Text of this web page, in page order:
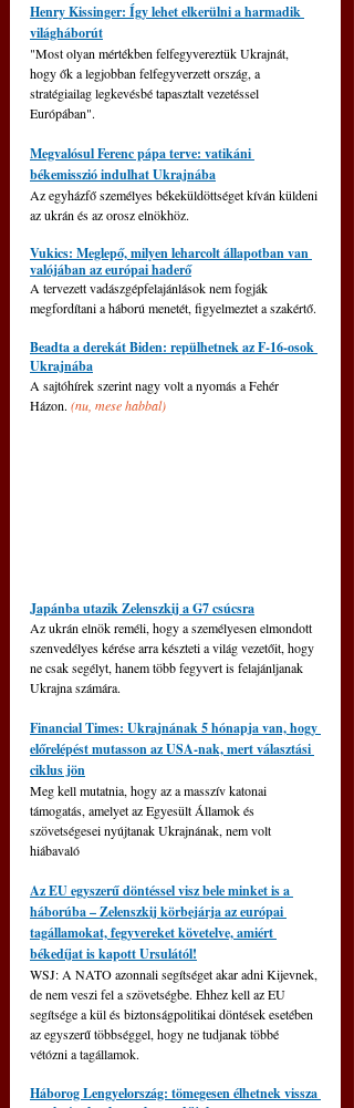
Henry Kissinger: Így lehet elkerülni a harmadik
világháborút
"Most olyan mértékben felfegyvereztük Ukrajnát,
hogy ők a legjobban felfegyverzett ország, a
stratégiailag legkevésbé tapasztalt vezetéssel
Európában".
Megvalósul Ferenc pápa terve: vatikáni
békemisszió indulhat Ukrajnába
Az egyházfő személyes békeküldöttséget kíván küldeni
az ukrán és az orosz elnökhöz.
Vukics: Meglepő, milyen leharcolt állapotban van
valójában az európai haderő
A tervezett vadászgépfelajánlások nem fogják
megfordítani a háború menetét, figyelmeztet a szakértő.
Beadta a derekát Biden: repülhetnek az F-16-osok
Ukrajnába
A sajtóhírek szerint nagy volt a nyomás a Fehér
Házon. (nu, mese habbal)
Japánba utazik Zelenszkij a G7 csúcsra
Az ukrán elnök reméli, hogy a személyesen elmondott
szenvedélyes kérése arra készteti a világ vezetőit, hogy
ne csak segélyt, hanem több fegyvert is felajánljanak
Ukrajna számára.
Financial Times: Ukrajnának 5 hónapja van, hogy
előrelépést mutasson az USA-nak, mert választási
ciklus jön
Meg kell mutatnia, hogy az a masszív katonai
támogatás, amelyet az Egyesült Államok és
szövetségesei nyújtanak Ukrajnának, nem volt
hiábavaló
Az EU egyszerű döntéssel visz bele minket is a
háborúba – Zelenszkij körbejárja az európai
tagállamokat, fegyvereket követelve, amiért
békedíjat is kapott Ursulától!
WSJ: A NATO azonnali segítséget akar adni Kijevnek,
de nem veszi fel a szövetségbe. Ehhez kell az EU
segítsége a kül és biztonságpolitikai döntések esetében
az egyszerű többséggel, hogy ne tudjanak többé
vétózni a tagállamok.
Háborog Lengyelország: tömegesen élhetnek vissza